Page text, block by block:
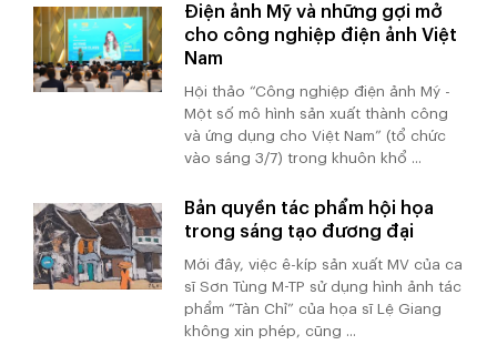
Điện ảnh Mỹ và những gợi mở
cho công nghiệp điện ảnh Việt
Nam
Hội thảo “Công nghiệp điện ảnh Mỹ -
Một số mô hình sản xuất thành công
và ứng dụng cho Việt Nam” (tổ chức
vào sáng 3/7) trong khuôn khổ ...
Bản quyền tác phẩm hội họa
trong sáng tạo đương đại
Mới đây, việc ê-kíp sản xuất MV của ca
sĩ Sơn Tùng M-TP sử dụng hình ảnh tác
phẩm “Tàn Chỉ” của họa sĩ Lệ Giang
không xin phép, cũng ...